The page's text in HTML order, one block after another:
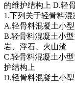
的维护结构上 D.轻
1.下列关于轻骨料
A.轻骨料混凝土小
B.轻骨料混凝土小
岩、浮石、火山渣
C.轻骨料混凝土小
护结构上
D.轻骨料混凝土小